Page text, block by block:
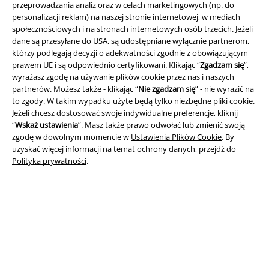
przeprowadzania analiz oraz w celach marketingowych (np. do
personalizacji reklam) na naszej stronie internetowej, w mediach
społecznościowych i na stronach internetowych osób trzecich. Jeżeli
dane są przesyłane do USA, są udostępniane wyłącznie partnerom,
którzy podlegają decyzji o adekwatności zgodnie z obowiązującym
prawem UE i są odpowiednio certyfikowani. Klikając “Zgadzam się”,
wyrażasz zgodę na używanie plików cookie przez nas i naszych
partnerów. Możesz także - klikając “Nie zgadzam się” - nie wyrazić na
to zgody. W takim wypadku użyte będą tylko niezbędne pliki cookie.
Jeżeli chcesz dostosować swoje indywidualne preferencje, kliknij
“Wskaż ustawienia”. Masz także prawo odwołać lub zmienić swoją
zgodę w dowolnym momencie w Ustawienia Plików Cookie. By
uzyskać więcej informacji na temat ochrony danych, przejdź do
Polityka prywatności.
Informacje prawne
Regulamin
Dane firmy
Polityka prywatności
Unieszkodliwianie odpadów i ochrona środowiska